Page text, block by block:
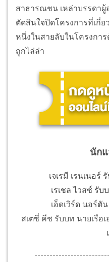
สาธารณชน เหล่าบรรดาผู้
ตัดสินใจปิดโครงการที่เกี่ย
หนึ่งในสายลับในโครงกา
ถูกไล่ล่า
นัก
เจเรมี เรนเนอ
เรเชล ไวสซ์ รับ
เอ็ดเวิร์ด นอร์ตั
สเตซี่ คีช รับบท นายเรือ